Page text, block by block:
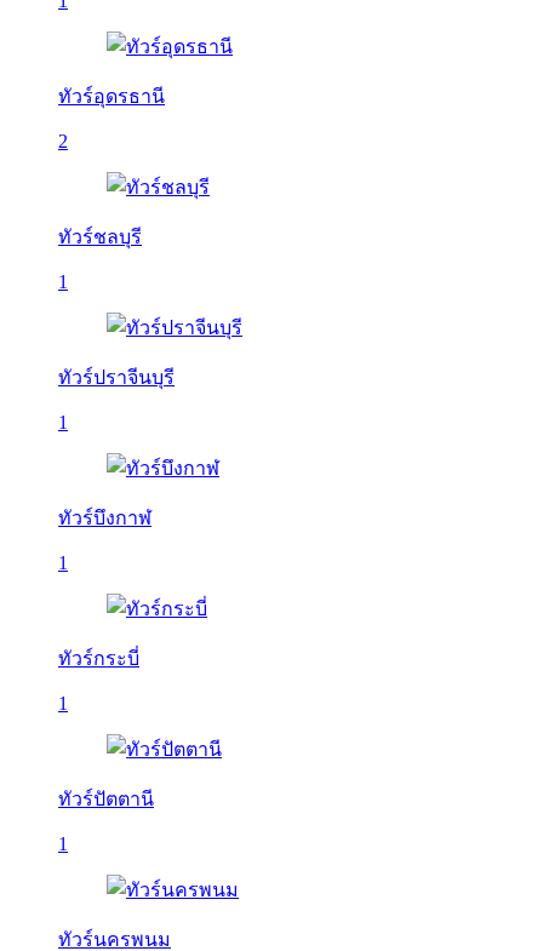
ทัวร์อุดรธานี
2
ทัวร์ชลบุรี
1
ทัวร์ปราจีนบุรี
1
ทัวร์บึงกาฬ
1
ทัวร์กระบี่
1
ทัวร์ปัตตานี
1
ทัวร์นครพนม